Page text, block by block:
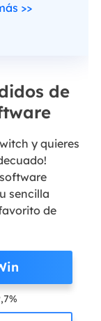
>>
de
y quieres
sencilla
de